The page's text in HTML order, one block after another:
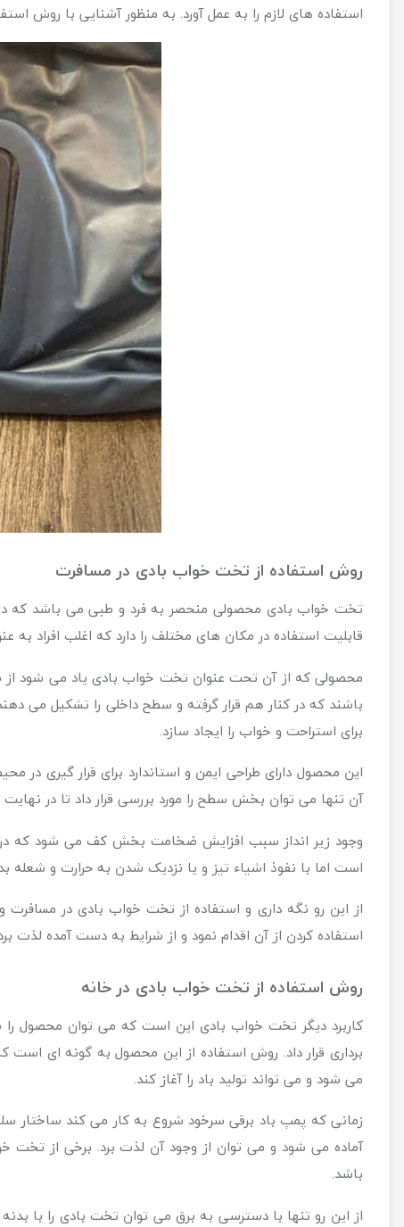
استفاده های لازم را به عمل آورد. به منظور آشنایی با روش
روش استفاده از تخت خواب بادی در مسافرت
تخت خواب بادی محصولی منحصر به فرد و طبی می باشد که
قابلیت استفاده در مکان های مختلف را دارد که اغلب افراد
محصولی که از آن تحت عنوان تخت خواب بادی یاد می شود از
باشند که در کنار هم قرار گرفته و سطح داخلی را تشکیل می
برای استراحت و خواب را ایجاد سازد.
این محصول دارای طراحی ایمن و استاندارد برای قرار گیری
آن تنها می توان بخش سطح را مورد بررسی قرار داد تا در
وجود زیر انداز سبب افزایش ضخامت بخش کف می شود که در
است اما با نفوذ اشیاء تیز و یا نزدیک شدن به حرارت و
از این رو نگه داری و استفاده از تخت خواب بادی در
استفاده کردن از آن اقدام نمود و از شرایط به دست آمده لذت
روش استفاده از تخت خواب بادی در خانه
کاربرد دیگر تخت خواب بادی این است که می توان محصول را
برداری قرار داد. روش استفاده از این محصول به گونه ای
می شود و می تواند تولید باد را آغاز کند.
زمانی که پمپ باد برقی سرخود شروع به کار می کند ساختار
آماده می شود و می توان از وجود آن لذت برد. برخی از تخت
باشد.
از این رو تنها با دسترسی به برق می توان تخت بادی را با